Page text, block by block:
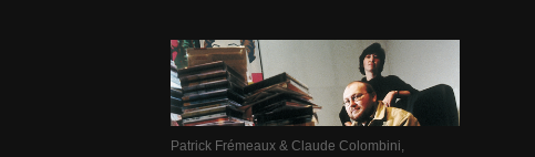
Patrick Frémeaux & Claude Colombini,